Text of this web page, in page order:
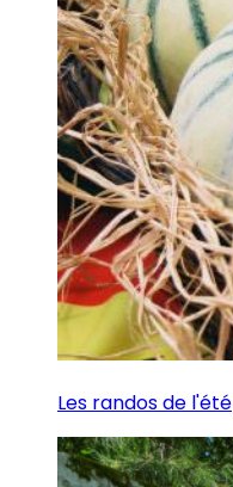
Les randos de l'été